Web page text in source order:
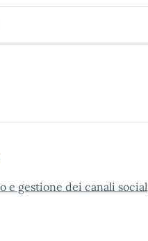
e gestione dei canali social